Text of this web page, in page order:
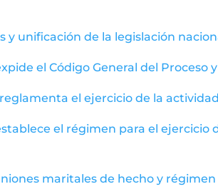
y unificación de la legislación
el Código General del Proceso
el ejercicio de la
el régimen para el ejercicio
maritales de hecho y